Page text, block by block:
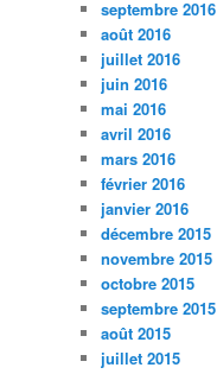
septembre 2016
août 2016
juillet 2016
juin 2016
mai 2016
avril 2016
mars 2016
février 2016
janvier 2016
décembre 2015
novembre 2015
octobre 2015
septembre 2015
août 2015
juillet 2015